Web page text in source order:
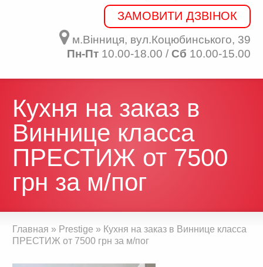
ЗАМОВИТИ ДЗВІНОК
м.Вінниця, вул.Коцюбинського, 39
Пн-Пт10.00-18.00 / Сб 10.00-15.00
Кухня на заказ в
Виннице класса
ПРЕСТИЖ от 7500
грн за м/пог
Главная » Prestige » Кухня на заказ в Виннице класса
ПРЕСТИЖ от 7500 грн за м/пог